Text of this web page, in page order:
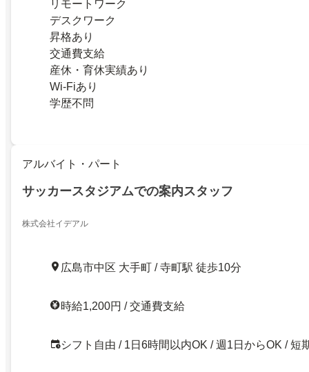
リモートワーク
デスクワーク
昇格あり
交通費支給
産休・育休実績あり
Wi-Fiあり
学歴不問
アルバイト・パート
サッカースタジアムでの案内スタッフ
株式会社イデアル
広島市中区 大手町 / 寺町駅 徒歩10分
時給1,200円 / 交通費支給
シフト自由 / 1日6時間以内OK / 週1日からOK / 短